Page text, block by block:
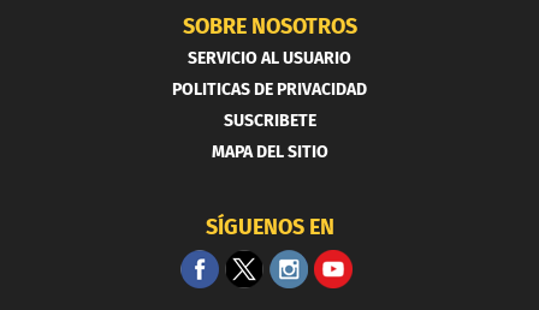
SOBRE NOSOTROS
SERVICIO AL USUARIO
POLITICAS DE PRIVACIDAD
SUSCRIBETE
MAPA DEL SITIO
SÍGUENOS EN